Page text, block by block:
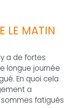
LE MATIN
a de fortes
longue journée
En quoi cela
a
fatigués